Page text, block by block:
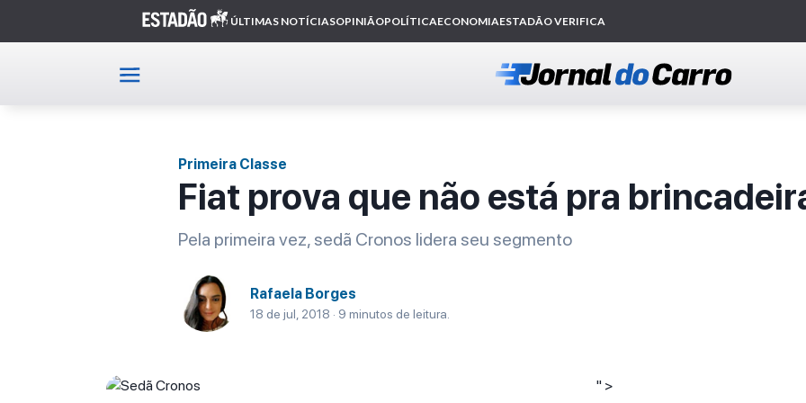
Home
Primeira Classe
Fiat prova que não está pra
Pela primeira vez, sedã Cronos lidera seu segmento
Rafaela Borges
18 de jul, 2018 · 9 minutos de leitura.
" >